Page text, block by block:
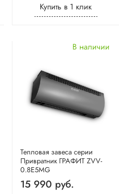
Купить в 1 клик
Тепловая завеса серии
Привратник ГРАФИТ ZVV-
0.8E5MG
В наличии
15 990 руб.